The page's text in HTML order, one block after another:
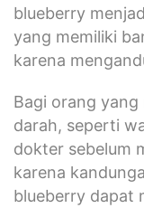
blueberry
yang memiliki
karena
Bagi orang
darah, seperti
dokter sebelum
karena
blueberry dapat